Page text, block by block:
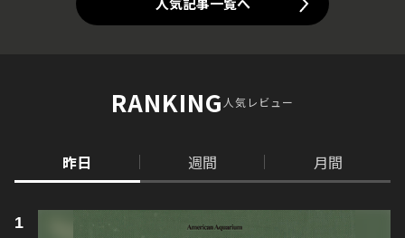
RANKING人気レビュー
昨日 週間 月間